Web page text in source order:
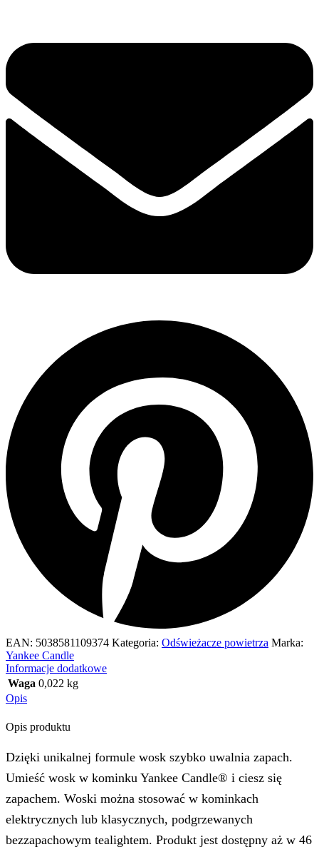
EAN: 5038581109374 Kategoria: Odświeżacze powietrza Marka:
Yankee Candle
Informacje dodatkowe
Waga 0,022 kg
Opis
Opis produktu
Dzięki unikalnej formule wosk szybko uwalnia zapach.
Umieść wosk w kominku Yankee Candle® i ciesz się
zapachem. Woski można stosować w kominkach
elektrycznych lub klasycznych, podgrzewanych
bezzapachowym tealightem. Produkt jest dostępny aż w 46